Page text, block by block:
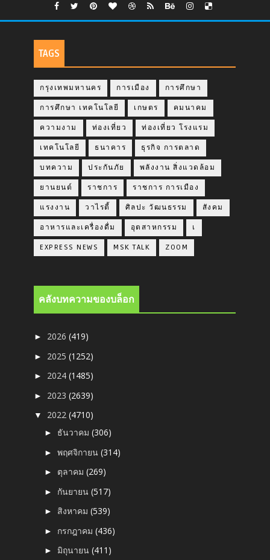
TAGS
กรุงเทพมหานคร การเมือง การศึกษา
การศึกษา เทคโนโลยี เกษตร คมนาคม
ความงาม ท่องเที่ยว ท่องเที่ยว โรงแรม
เทคโนโลยี ธนาคาร ธุรกิจ การตลาด
บทความ ประกันภัย พลังงาน สิ่งแวดล้อม
ยานยนต์ ราชการ ราชการ การเมือง
แรงงาน วาไรตี้ ศิลปะ วัฒนธรรม สังคม
อาหารและเครื่องดื่ม อุตสาหกรรม เ
EXPRESS NEWS MSK TALK ZOOM
คลังบทความของบล็อก
► 2026(419)
► 2025(1252)
► 2024(1485)
► 2023(2639)
▼ 2022(4710)
► ธันวาคม(306)
►พฤศจิกายน(314)
► ตุลาคม(269)
► กันยายน(517)
► สิงหาคม(539)
► กรกฎาคม(436)
► มิถุนายน(411)